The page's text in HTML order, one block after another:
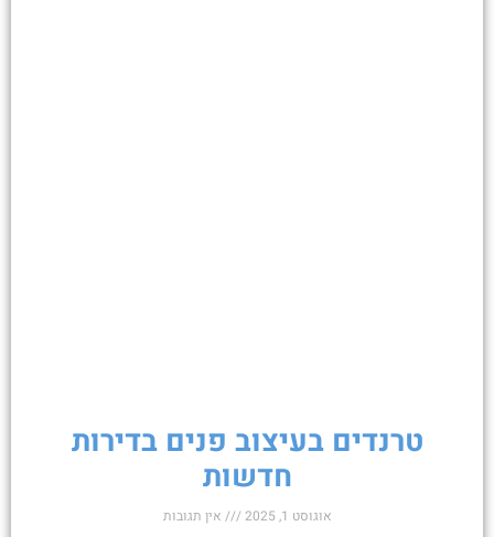
טרנדים בעיצוב פנים בדירות
חדשות
אוגוסט 1, 2025 אין תגובות